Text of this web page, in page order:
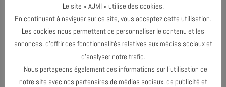
Le saxophone de Maxime Atger transmet « des éclats sonores »
comme si il était illuminé par des inspirations, des respirations
toutes en ombres et lumières. C’est un jeu volatile où les sonorités
vibrent avec intensité et ampleur.
Enregistré à l’AJMi le 19 juillet 2018
Le site « AJMI » utilise des cookies.
En continuant à naviguer sur ce site, vous acceptez cette utilisation.
Les cookies nous permettent de personnaliser le contenu et les
annonces, d’offrir des fonctionnalités relatives aux médias sociaux et
d’analyser notre trafic.
Nous partageons également des informations sur l’utilisation de
notre site avec nos partenaires de médias sociaux, de publicité et